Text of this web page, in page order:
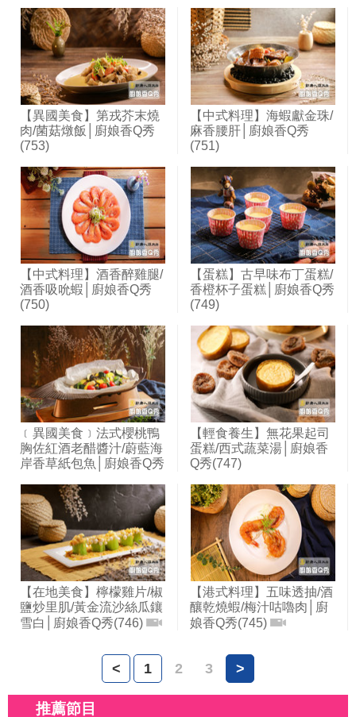
【異國美食】第戎芥末燒
肉/菌菇燉飯│廚娘香Q秀
(753)
【中式料理】海蝦獻金珠/
麻香腰肝│廚娘香Q秀
(751)
【中式料理】酒香醉雞腿/
酒香吸吮蝦│廚娘香Q秀
(750)
【蛋糕】古早味布丁蛋糕/
香橙杯子蛋糕│廚娘香Q秀
(749)
﹝異國美食﹞法式櫻桃鴨
胸佐紅酒老醋醬汁/蔚藍海
岸香草紙包魚│廚娘香Q秀
【輕食養生】無花果起司
蛋糕/西式蔬菜湯│廚娘香
Q秀(747)
【在地美食】檸檬雞片/椒
鹽炒里肌/黃金流沙絲瓜鑲
雪白│廚娘香Q秀(746)
【港式料理】五味透抽/酒
釀乾燒蝦/梅汁咕嚕肉│廚
娘香Q秀(745)
< 1 2 3 >
推薦節目